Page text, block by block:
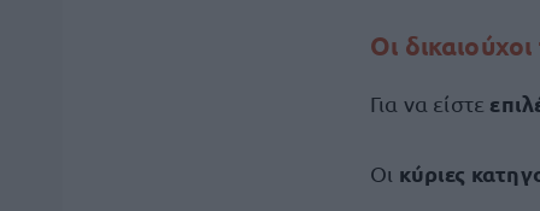
Οι
Για να είστε
Οι κύριες